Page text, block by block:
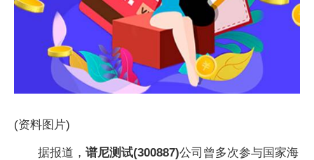
(资料图片)
据报道， 谱尼测试(300887)公司曾多次参与国家海